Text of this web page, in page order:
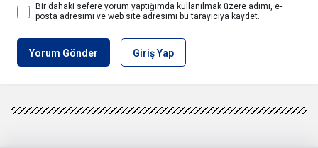
Bir dahaki sefere yorum yaptığımda kullanılmak üzere adımı, e-
posta adresimi ve web site adresimi bu tarayıcıya kaydet.
Yorum Gönder Giriş Yap